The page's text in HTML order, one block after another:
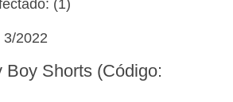
(1)
3/2022
Boy Shorts (Código: